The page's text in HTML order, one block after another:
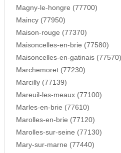
Magny-le-hongre (77700)
Maincy (77950)
Maison-rouge (77370)
Maisoncelles-en-brie (77580)
Maisoncelles-en-gatinais (77570)
Marchemoret (77230)
Marcilly (77139)
Mareuil-les-meaux (77100)
Marles-en-brie (77610)
Marolles-en-brie (77120)
Marolles-sur-seine (77130)
Mary-sur-marne (77440)